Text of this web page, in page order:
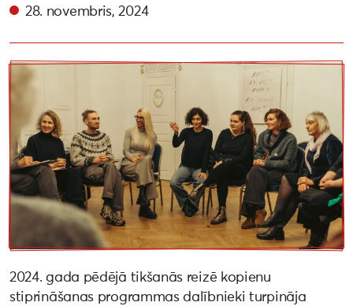
28. novembris, 2024
2024. gada pēdējā tikšanās reizē kopienu
stiprināšanas programmas dalībnieki turpināja